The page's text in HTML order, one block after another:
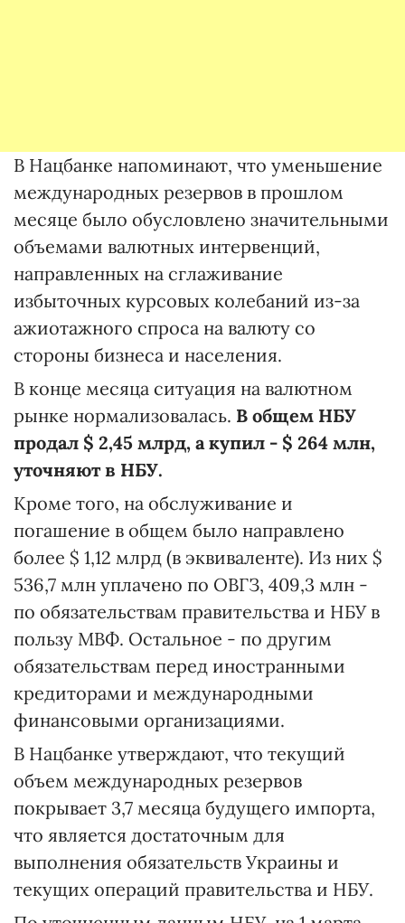
В Нацбанке напоминают, что уменьшение
международных резервов в прошлом
месяце было обусловлено значительными
объемами валютных интервенций,
направленных на сглаживание
избыточных курсовых колебаний из-за
ажиотажного спроса на валюту со
стороны бизнеса и населения.
В конце месяца ситуация на валютном
рынке нормализовалась. В общем НБУ
продал $ 2,45 млрд, а купил - $ 264 млн,
уточняют в НБУ.
Кроме того, на обслуживание и
погашение в общем было направлено
более $ 1,12 млрд (в эквиваленте). Из них $
536,7 млн уплачено по ОВГЗ, 409,3 млн -
по обязательствам правительства и НБУ в
пользу МВФ. Остальное - по другим
обязательствам перед иностранными
кредиторами и международными
финансовыми организациями.
В Нацбанке утверждают, что текущий
объем международных резервов
покрывает 3,7 месяца будущего импорта,
что является достаточным для
выполнения обязательств Украины и
текущих операций правительства и НБУ.